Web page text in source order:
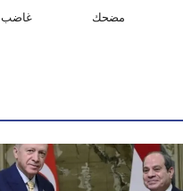
مضحك غاضب